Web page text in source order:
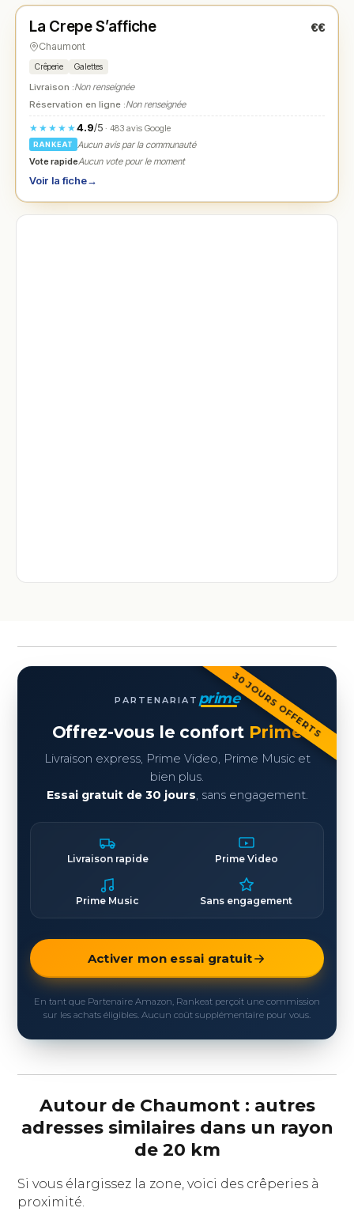
★ N° 1
La Crepe S’affiche €€
Chaumont
Crêperie Galettes
Livraison :Non renseignée
Réservation en ligne :Non renseignée
★★★★★4.9/5· 483 avis Google
RANKEAT
Aucun avis par la communauté
Vote rapideAucun vote pour le moment
Voir la fiche→
30 JOURS OFFERTS
PARTENARIAT prime
Offrez-vous le confort Prime
Livraison express, Prime Video, Prime Music et
bien plus.
Essai gratuit de 30 jours, sans engagement.
Livraison rapide Prime Video
Prime Music Sans engagement
Activer mon essai gratuit
En tant que Partenaire Amazon, Rankeat perçoit une commission
sur les achats éligibles. Aucun coût supplémentaire pour vous.
Autour de Chaumont : autres
adresses similaires dans un rayon
de 20 km
Si vous élargissez la zone, voici des crêperies à
proximité.